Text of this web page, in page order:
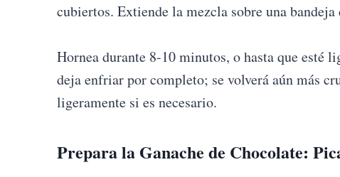
cubiertos. Extiende la mezcla sobre una
Hornea durante 8-10 minutos, o hasta que esté
deja enfriar por completo; se volverá aún más
ligeramente si es necesario.
Prepara la Ganache de Chocolate: